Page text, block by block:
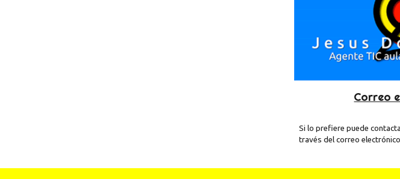
Correo
Si lo prefiere puede
través del correo electrónico